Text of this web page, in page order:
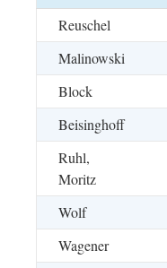
Reuschel
Malinowski
Block
Beisinghoff
Ruhl,
Moritz
Wolf
Wagener